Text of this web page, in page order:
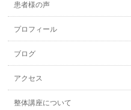
患者様の声
プロフィール
ブログ
アクセス
整体講座について